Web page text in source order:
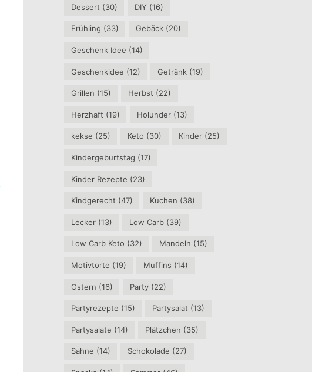
Dessert (30) DIY (16)
Frühling (33) Gebäck (20)
Geschenk Idee (14)
Geschenkidee (12) Getränk (19)
Grillen (15) Herbst (22)
Herzhaft (19) Holunder (13)
kekse (25) Keto (30) Kinder (25)
Kindergeburtstag (17)
Kinder Rezepte (23)
Kindgerecht (47) Kuchen (38)
Lecker(13) Low Carb (39)
Low Carb Keto (32) Mandeln (15)
Motivtorte (19) Muffins (14)
Ostern (16) Party (22)
Partyrezepte (15) Partysalat (13)
Partysalate (14) Plätzchen (35)
Sahne (14) Schokolade (27)